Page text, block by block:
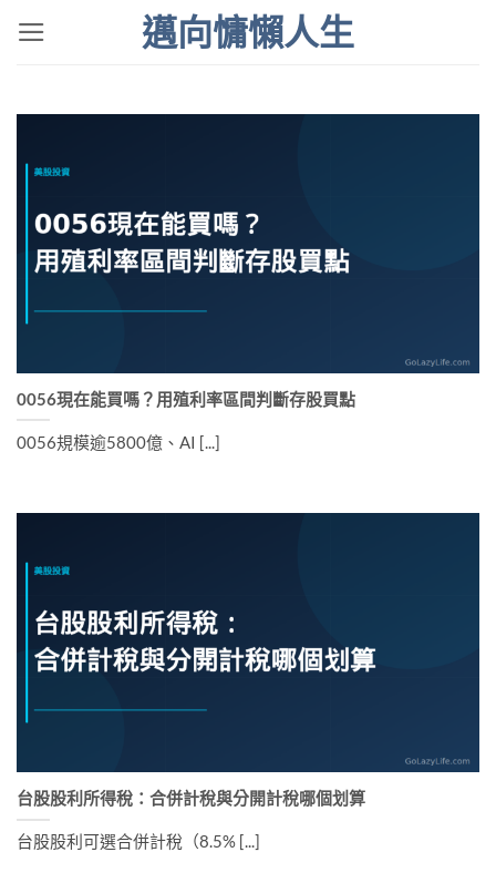
邁向慵懶人生
0056現在能買嗎？用殖利率區間判斷存股買點
0056規模逾5800億、AI [...]
台股股利所得稅：合併計稅與分開計稅哪個划算
台股股利可選合併計稅（8.5% [...]